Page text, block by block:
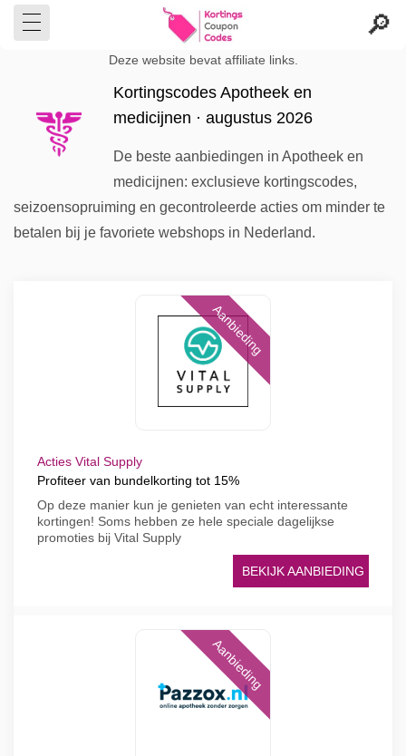
Deze website bevat affiliate links.
Kortingscodes Apotheek en
medicijnen · augustus 2026
De beste aanbiedingen in Apotheek en
medicijnen: exclusieve kortingscodes,
seizoensopruiming en gecontroleerde acties om minder te
betalen bij je favoriete webshops in Nederland.
Aanbieding
Acties Vital Supply
Profiteer van bundelkorting tot 15%
Op deze manier kun je genieten van echt interessante
kortingen! Soms hebben ze hele speciale dagelijkse
promoties bij Vital Supply
BEKIJK AANBIEDING
Aanbieding